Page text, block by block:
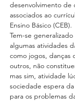
desenvolvimento de
associados ao
Ensino Básico (CEB).
Tem-se
algumas atividades
como jogos, danças
outros, não
mas sim, atividade
sociedade espera
para os problemas